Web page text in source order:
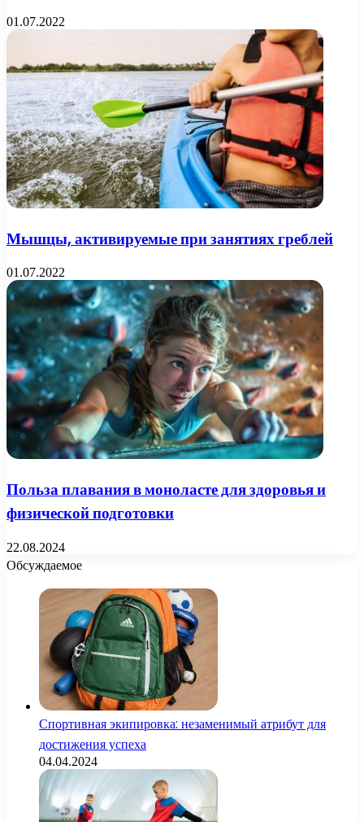
01.07.2022
Мышцы, активируемые при занятиях греблей
01.07.2022
Польза плавания в моноласте для здоровья и
физической подготовки
22.08.2024
Обсуждаемое
Спортивная экипировка: незаменимый атрибут для
достижения успеха
04.04.2024